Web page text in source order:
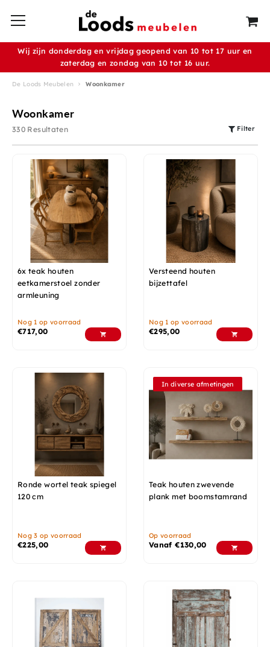
Wij zijn donderdag en vrijdag geopend van 10 tot 17 uur en
zaterdag en zondag van 10 tot 16 uur.
De Loods Meubelen Woonkamer
Woonkamer
330 Resultaten Filter
6x teak houten
eetkamerstoel zonder
armleuning
Nog 1 op voorraad
€717,00
Versteend houten
bijzettafel
Nog 1 op voorraad
€295,00
Ronde wortel teak spiegel
120 cm
Nog 3 op voorraad
€225,00
In diverse afmetingen
Teak houten zwevende
plank met boomstamrand
Op voorraad
Vanaf€130,00